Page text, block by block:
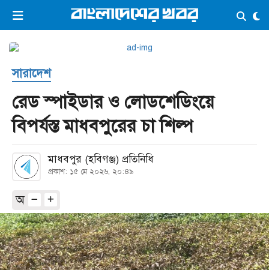
ভিডিও ই-পেপার লগইন ×
প্রচ্ছদ
সর্বশেষ
সব বিভাগ
আর্কাইভ
কনভার্টার
সারাদেশ
রেড স্পাইডার ও লোডশেডিংয়ে
বিপর্যস্ত মাধবপুরের চা শিল্প
মাধবপুর (হবিগঞ্জ) প্রতিনিধি
প্রকাশ: ১৫ মে ২০২৬, ২০:৪৯
অ